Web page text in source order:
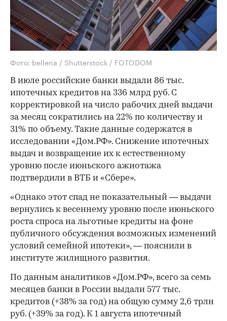
Фото: bellena / Shutterstock / FOTODOM
В июле российские банки выдали 86 тыс.
ипотечных кредитов на 336 млрд руб. С
корректировкой на число рабочих дней выдачи
за месяц сократились на 22% по количеству и
31% по объему. Такие данные содержатся в
исследовании «Дом.РФ». Снижение ипотечных
выдач и возвращение их к естественному
уровню после июньского ажиотажа
подтвердили в ВТБ и «Сбере».
«Однако этот спад не показательный — выдачи
вернулись к весеннему уровню после июньского
роста спроса на льготные кредиты на фоне
публичного обсуждения возможных изменений
условий семейной ипотеки», — пояснили в
институте жилищного развития.
По данным аналитиков «Дом.РФ», всего за семь
месяцев банки в России выдали 577 тыс.
кредитов (+38% за год) на общую сумму 2,6 трлн
руб. (+39% за год). К 1 августа ипотечный